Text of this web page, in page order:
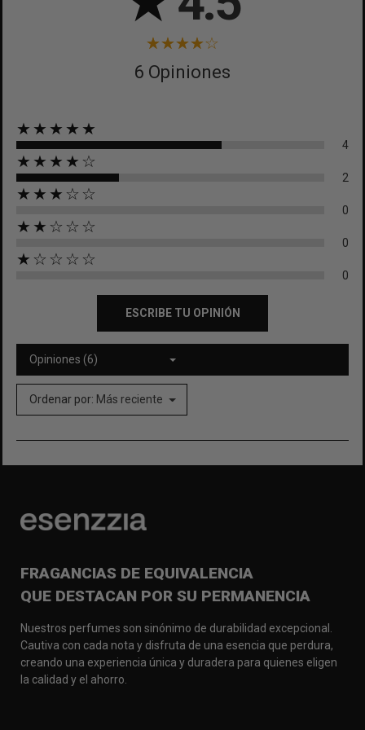
6 Opiniones
★★★★★
4
★★★★☆
2
★★★☆☆
0
★★☆☆☆
0
★☆☆☆☆
0
ESCRIBE TU OPINIÓN
Opiniones (6)
Ordenar por: Más reciente
FRAGANCIAS DE EQUIVALENCIA
QUE DESTACAN POR SU PERMANENCIA
Nuestros perfumes son sinónimo de durabilidad excepcional.
Cautiva con cada nota y disfruta de una esencia que perdura,
creando una experiencia única y duradera para quienes eligen
la calidad y el ahorro.